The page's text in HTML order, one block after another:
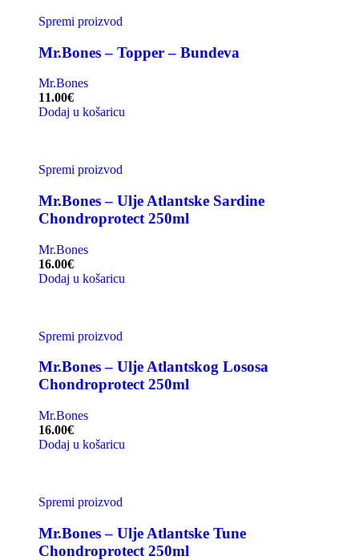
Spremi proizvod
Mr.Bones – Topper – Bundeva
Mr.Bones
11.00€
Dodaj u košaricu
Spremi proizvod
Mr.Bones – Ulje Atlantske Sardine
Chondroprotect 250ml
Mr.Bones
16.00€
Dodaj u košaricu
Spremi proizvod
Mr.Bones – Ulje Atlantskog Lososa
Chondroprotect 250ml
Mr.Bones
16.00€
Dodaj u košaricu
Spremi proizvod
Mr.Bones – Ulje Atlantske Tune
Chondroprotect 250ml